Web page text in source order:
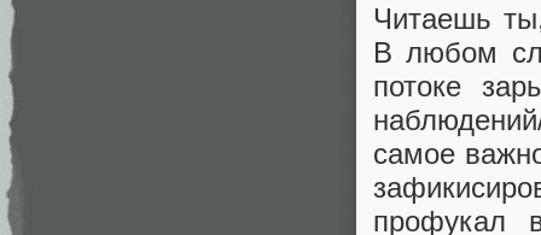
Читаешь
В любом
потоке
самое
профукал